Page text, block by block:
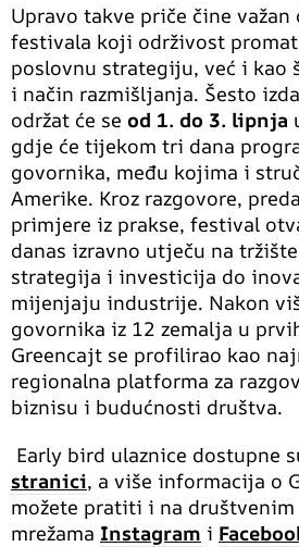
Upravo takve priče čine važan
festivala koji održivost
poslovnu strategiju, već i
i način razmišljanja. Šesto
održat će se od 1. do 3. lipnja
gdje će tijekom tri dana
govornika, među kojima i
Amerike. Kroz razgovore,
primjere iz prakse, festival
danas izravno utječu na tržište
strategija i investicija do
mijenjaju industrije. Nakon
govornika iz 12 zemalja u
Greencajt se profilirao kao
regionalna platforma za
biznisu i budućnosti društva.
Early bird ulaznice dostupne
stranici, a više informacija o
možete pratiti i na društvenim
mrežama Instagram i